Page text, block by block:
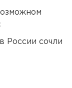
России сочли